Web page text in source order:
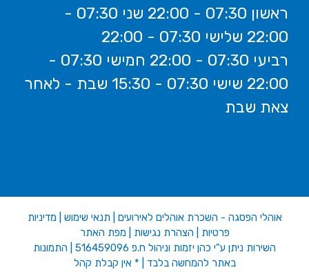
ראשון 07:30 - 22:00 שני 07:30 -
22:00 שלישי 07:30 - 22:00
רביעי 07:30 - 22:00 חמישי 07:30 -
22:00 שישי 07:30 - 15:30 שבת - לאחר
צאת שבת
אוהלי הפסגה - השכרת אוהלים לאירועים תנאי שימוש
מדיניות
פרטיות
הצהרת נגישות
מפת האתר
השירות ניתן ע"י כהן יזמות וניהול ח.פ 516459096 | התמונות
באתר להמחשה בלבד | * אין קבלת קהל